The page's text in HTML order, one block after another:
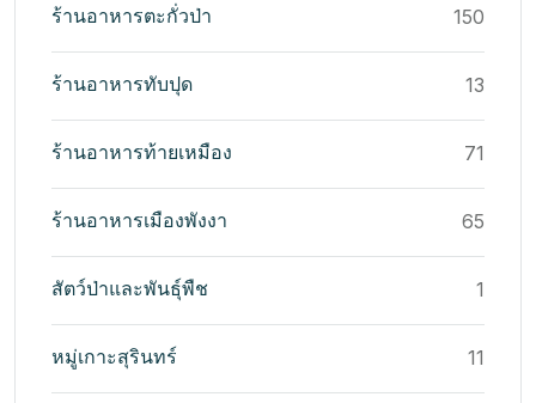
ร้านอาหารตะกั่วป่า 150
ร้านอาหารทับปุด 13
ร้านอาหารท้ายเหมือง 71
ร้านอาหารเมืองพังงา 65
สัตว์ป่าและพันธุ์พืช 1
หมู่เกาะสุรินทร์ 11